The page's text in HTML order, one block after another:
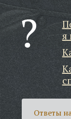
я
Ответы